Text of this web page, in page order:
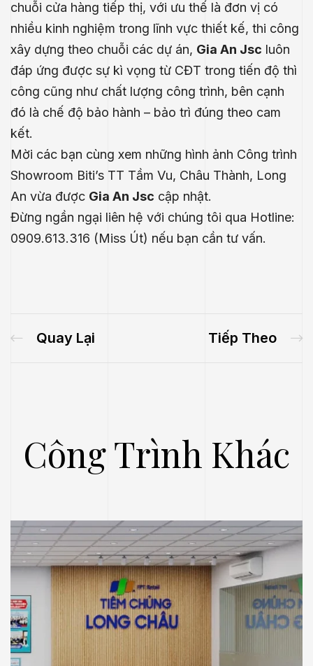
chuỗi cửa hàng tiếp thị, với ưu thế là đơn vị có
nhiều kinh nghiệm trong lĩnh vực thiết kế, thi công
xây dựng theo chuỗi các dự án, Gia An Jsc luôn
đáp ứng được sự kì vọng từ CĐT trong tiến độ thì
công cũng như chất lượng công trình, bên cạnh
đó là chế độ bảo hành – bảo trì đúng theo cam
kết.
Mời các bạn cùng xem những hình ảnh Công trình
Showroom Biti’s TT Tầm Vu, Châu Thành, Long
An vừa được Gia An Jsc cập nhật.
Đừng ngần ngại liên hệ với chúng tôi qua Hotline:
0909.613.316 (Miss Út) nếu bạn cần tư vấn.
Quay Lại Tiếp Theo
Công Trình Khác